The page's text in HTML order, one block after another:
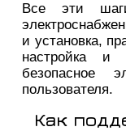
Все эти
и установка,
настройка и
безопасное
пользователя.
Как